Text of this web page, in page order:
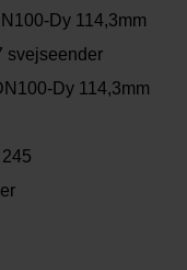
Dy 114,3mm
svejseender
Dy 114,3mm